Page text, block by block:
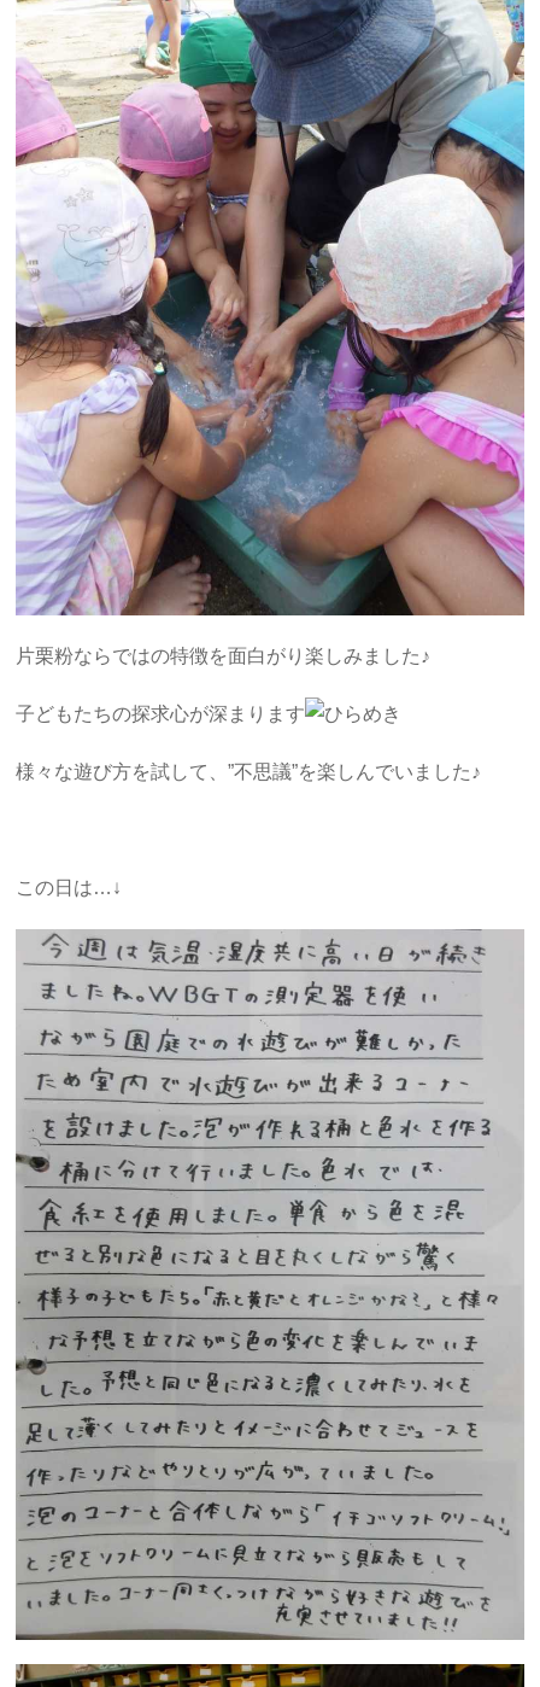
片栗粉ならではの特徴を面白がり楽しみました♪
子どもたちの探求心が深まります
様々な遊び方を試して、”不思議”を楽しんでいました♪
この日は…↓